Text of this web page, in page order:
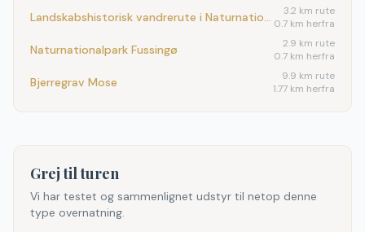
Landskabshistorisk vandrerute i Naturnationalpark Fussingø 3.2 km rute
0.7 km herfra
Naturnationalpark Fussingø 2.9 km rute
0.7 km herfra
Bjerregrav Mose 9.9 km rute
1.77 km herfra
Grej til turen
Vi har testet og sammenlignet udstyr til netop denne
type overnatning.